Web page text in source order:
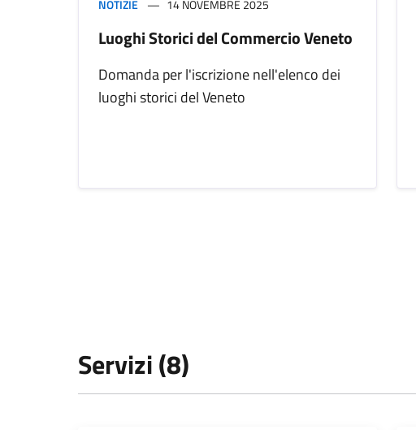
NOTIZIE 14 NOVEMBRE 2025
Luoghi Storici del Commercio Veneto
Domanda per l'iscrizione nell'elenco dei
luoghi storici del Veneto
Servizi (8)